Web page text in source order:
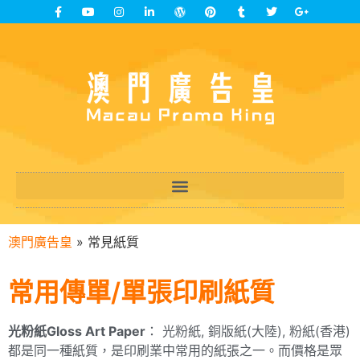
澳門廣告皇 » 常見紙質
常用傳單/單張印刷紙質
光粉紙Gloss Art Paper ： 光粉紙, 銅版紙(大陸), 粉紙(香港)
都是同一種紙質，是印刷業中常用的紙張之一。而價格是眾